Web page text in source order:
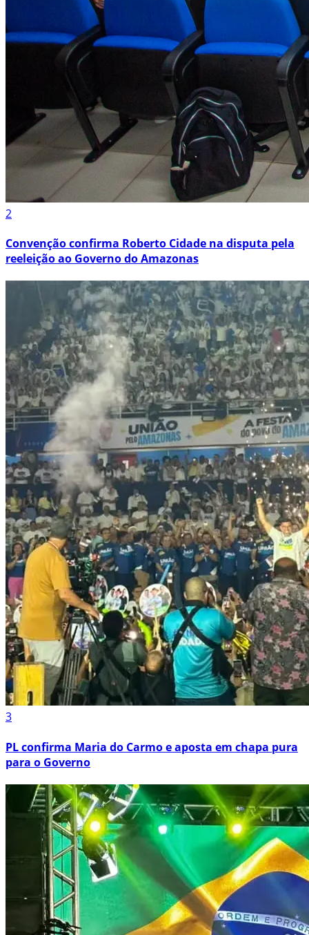
2
Convenção confirma Roberto Cidade na disputa pela
reeleição ao Governo do Amazonas
3
PL confirma Maria do Carmo e aposta em chapa pura
para o Governo